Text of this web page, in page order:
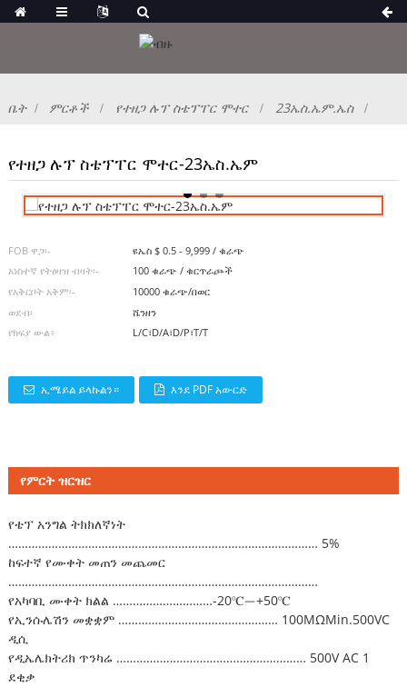
ቤት ምርቶች የተዘጋ ሉፕ ስቴፕፐር ሞተር 23ኤስ.ኤም.ኤስ
የተዘጋ ሉፕ ስቴፕፐር ሞተር-23ኤስ.ኤም
FOB ዋጋ፡-
ዩኤስ $ 0.5 - 9,999 / ቁራጭ
አነስተኛ የትዕዛዝ ብዛት፡-
100 ቁራጭ / ቁርጥራጮች
የአቅርቦት አቅም፡-
10000 ቁራጭ/በወር
ወደብ፡
ሼንዘን
የክፍያ ውል፥
L/C፣D/A፣D/P፣T/T
ኢሜይል ይላኩልን። እንደ PDF አውርድ
የምርት ዝርዝር
የቴፕ አንግል ትክክለኛነት
………………………………………………………………………………… 5%
ከፍተኛ የሙቀት መጠን መጨመር
…………………………………………………………………………………
የአካባቢ ሙቀት ክልል …………………………-20℃－+50℃
የኢንሱሌሽን መቋቋም ………………………………………… 100MΩMin.500VC
ዲሲ
የዲኤሌክትሪክ ጥንካሬ ………………………………………………… 500V AC 1
ደቂቃ